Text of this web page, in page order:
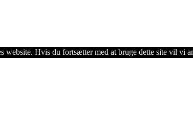
Hvis du fortsætter med at bruge dette site vil vi